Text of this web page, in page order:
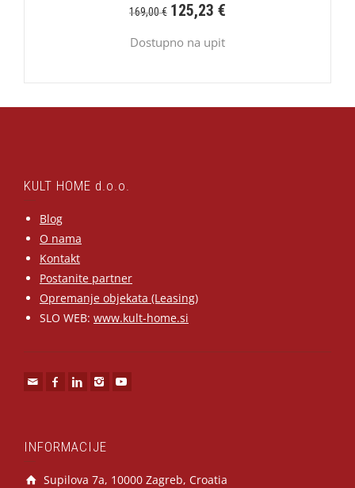
169,00€ 125,23 €
Dostupno na upit
KULT HOME d.o.o.
Blog
O nama
Kontakt
Postanite partner
Opremanje objekata (Leasing)
SLO WEB: www.kult-home.si
INFORMACIJE
Supilova 7a, 10000 Zagreb, Croatia